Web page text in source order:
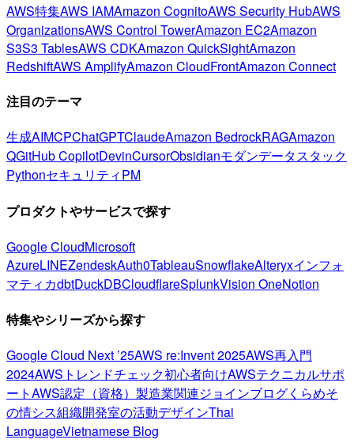
AWS特集AWS IAMAmazon CognitoAWS Security HubAWS
OrganizationsAWS Control TowerAmazon EC2Amazon
S3S3 TablesAWS CDKAmazon QuickSightAmazon
RedshiftAWS AmplifyAmazon CloudFrontAmazon Connect
注目のテーマ
生成AIMCPChatGPTClaudeAmazon BedrockRAGAmazon
QGitHub CopilotDevinCursorObsidianモダンデータスタック
PythonセキュリティPM
プロダクトやサービスで探す
Google CloudMicrosoft
AzureLINEZendeskAuth0TableauSnowflakeAlteryxインフォ
マティカdbtDuckDBCloudflareSplunkVision OneNotion
特集やシリーズから探す
Google Cloud Next ’25AWS re:Invent 2025AWS再入門
2024AWSトレンドチェック初心者向けAWSテクニカルサポ
ートAWS認定（資格） 製造業関連ジョインブログくらめそ
の情シス組織開発室の活動デザインThai
LanguageVietnamese Blog